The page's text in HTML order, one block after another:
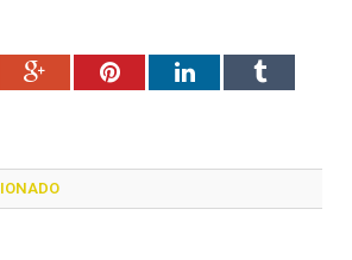
Google+PinterestLinkedInTumblr